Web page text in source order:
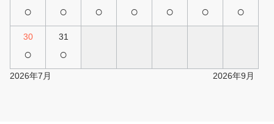
○ ○ ○ ○ ○ ○ ○
30
○
31
○
2026年7月 2026年9月